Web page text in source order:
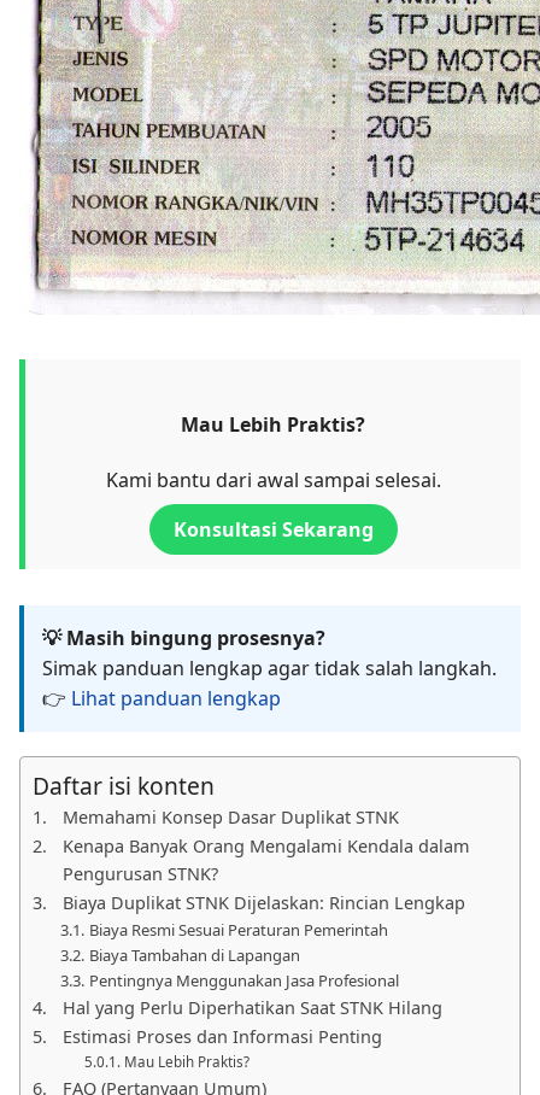
Mau Lebih Praktis?
Kami bantu dari awal sampai selesai.
Konsultasi Sekarang
💡 Masih bingung prosesnya?
Simak panduan lengkap agar tidak salah langkah.
👉 Lihat panduan lengkap
Daftar isi konten
Memahami Konsep Dasar Duplikat STNK
Kenapa Banyak Orang Mengalami Kendala dalam
Pengurusan STNK?
Biaya Duplikat STNK Dijelaskan: Rincian Lengkap
Biaya Resmi Sesuai Peraturan Pemerintah
Biaya Tambahan di Lapangan
Pentingnya Menggunakan Jasa Profesional
Hal yang Perlu Diperhatikan Saat STNK Hilang
Estimasi Proses dan Informasi Penting
Mau Lebih Praktis?
FAQ (Pertanyaan Umum)